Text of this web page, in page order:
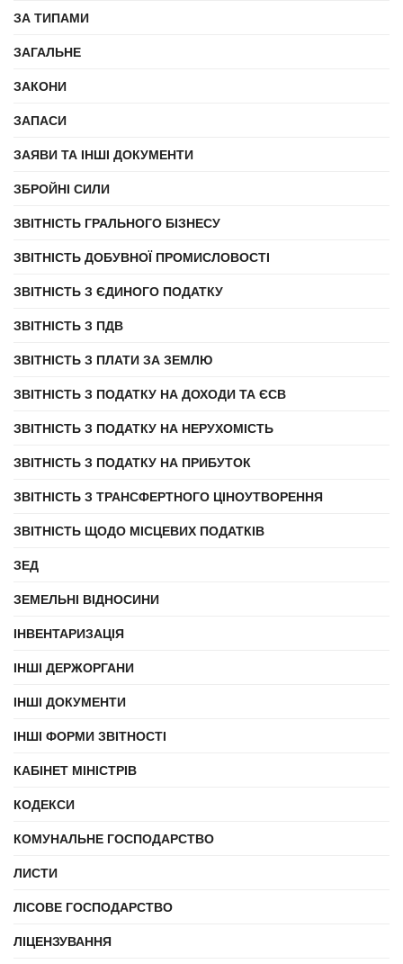
ЗА ТИПАМИ
ЗАГАЛЬНЕ
ЗАКОНИ
ЗАПАСИ
ЗАЯВИ ТА ІНШІ ДОКУМЕНТИ
ЗБРОЙНІ СИЛИ
ЗВІТНІСТЬ ГРАЛЬНОГО БІЗНЕСУ
ЗВІТНІСТЬ ДОБУВНОЇ ПРОМИСЛОВОСТІ
ЗВІТНІСТЬ З ЄДИНОГО ПОДАТКУ
ЗВІТНІСТЬ З ПДВ
ЗВІТНІСТЬ З ПЛАТИ ЗА ЗЕМЛЮ
ЗВІТНІСТЬ З ПОДАТКУ НА ДОХОДИ ТА ЄСВ
ЗВІТНІСТЬ З ПОДАТКУ НА НЕРУХОМІСТЬ
ЗВІТНІСТЬ З ПОДАТКУ НА ПРИБУТОК
ЗВІТНІСТЬ З ТРАНСФЕРТНОГО ЦІНОУТВОРЕННЯ
ЗВІТНІСТЬ ЩОДО МІСЦЕВИХ ПОДАТКІВ
ЗЕД
ЗЕМЕЛЬНІ ВІДНОСИНИ
ІНВЕНТАРИЗАЦІЯ
ІНШІ ДЕРЖОРГАНИ
ІНШІ ДОКУМЕНТИ
ІНШІ ФОРМИ ЗВІТНОСТІ
КАБІНЕТ МІНІСТРІВ
КОДЕКСИ
КОМУНАЛЬНЕ ГОСПОДАРСТВО
ЛИСТИ
ЛІСОВЕ ГОСПОДАРСТВО
ЛІЦЕНЗУВАННЯ